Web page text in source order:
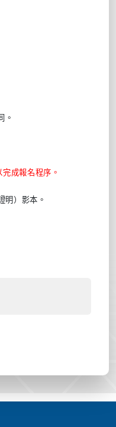
。
成報名程序。
明）影本。